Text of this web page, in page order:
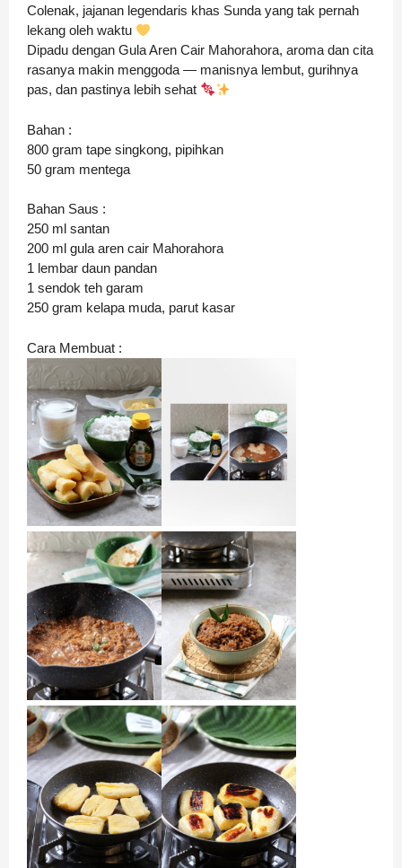
Colenak, jajanan legendaris khas Sunda yang tak pernah
lekang oleh waktu
Dipadu dengan Gula Aren Cair Mahorahora, aroma dan cita
rasanya makin menggoda — manisnya lembut, gurihnya
pas, dan pastinya lebih sehat
Bahan :
800 gram tape singkong, pipihkan
50 gram mentega
Bahan Saus :
250 ml santan
200 ml gula aren cair Mahorahora
1 lembar daun pandan
1 sendok teh garam
250 gram kelapa muda, parut kasar
Cara Membuat :